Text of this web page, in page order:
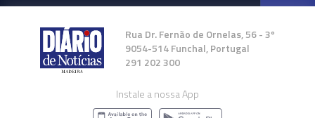
Rua Dr. Fernão de Ornelas, 56 - 3º
9054-514 Funchal, Portugal
291 202 300
Instale a nossa App